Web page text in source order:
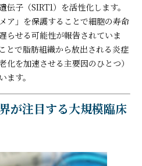
子（SIRT1）を活性化します。
ア」を保護することで細胞の寿命
らせる可能性が報告されていま
とで脂肪組織から放出される炎症
化を加速させる主要因のひとつ）
ます。
が注目する大規模臨床